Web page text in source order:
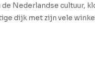
Nederlandse cultuur,
dijk met zijn vele